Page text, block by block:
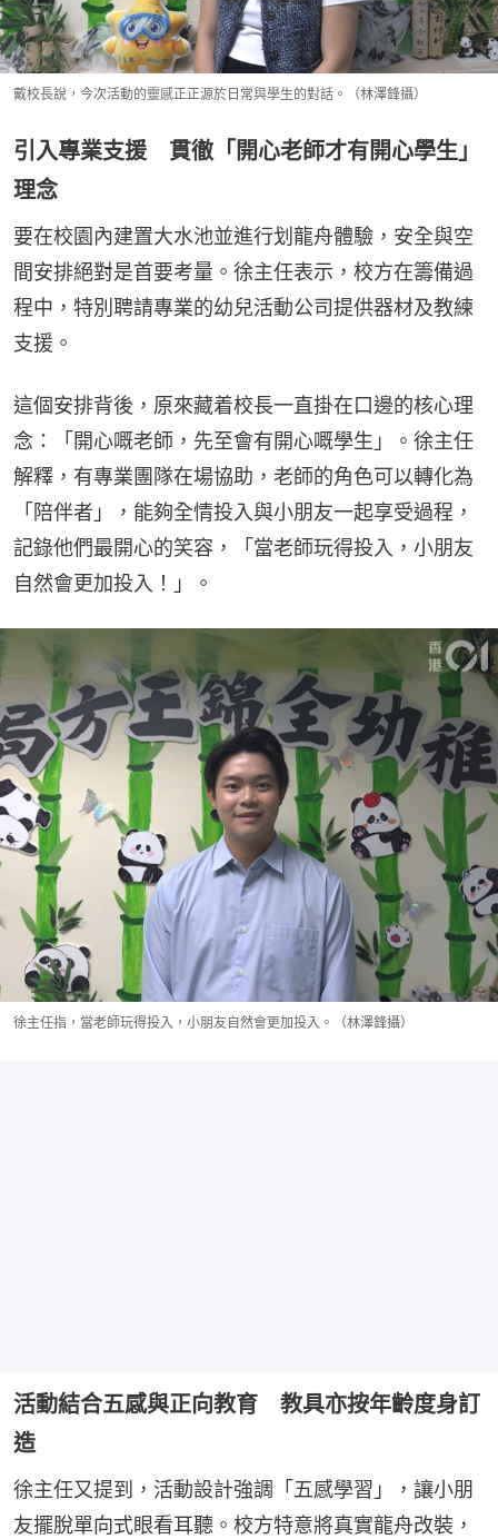
戴校長說，今次活動的靈感正正源於日常與學生的對話。（林澤鋒攝）
引入專業支援 貫徹「開心老師才有開心學生」
理念
要在校園內建置大水池並進行划龍舟體驗，安全與空
間安排絕對是首要考量。徐主任表示，校方在籌備過
程中，特別聘請專業的幼兒活動公司提供器材及教練
支援。
這個安排背後，原來藏着校長一直掛在口邊的核心理
念：「開心嘅老師，先至會有開心嘅學生」。徐主任
解釋，有專業團隊在場協助，老師的角色可以轉化為
「陪伴者」，能夠全情投入與小朋友一起享受過程，
記錄他們最開心的笑容，「當老師玩得投入，小朋友
自然會更加投入！」。
徐主任指，當老師玩得投入，小朋友自然會更加投入。（林澤鋒攝）
活動結合五感與正向教育 教具亦按年齡度身訂
造
徐主任又提到，活動設計強調「五感學習」，讓小朋
友擺脫單向式眼看耳聽。校方特意將真實龍舟改裝，